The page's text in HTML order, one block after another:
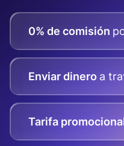
0% de comisión
Enviar dinero a
Tarifa